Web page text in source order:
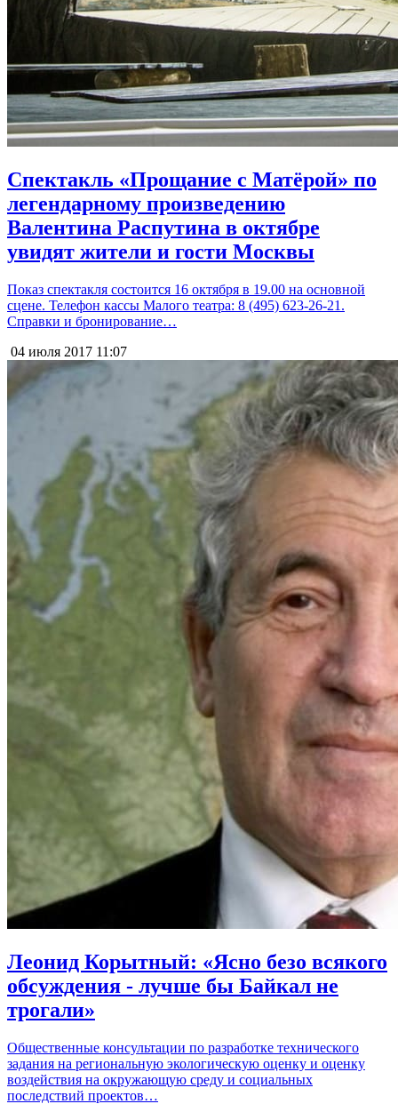
Спектакль «Прощание с Матёрой» по
легендарному произведению
Валентина Распутина в октябре
увидят жители и гости Москвы
Показ спектакля состоится 16 октября в 19.00 на основной
сцене. Телефон кассы Малого театра: 8 (495) 623-26-21.
Справки и бронирование…
04 июля 2017 11:07
Леонид Корытный: «Ясно безо всякого
обсуждения - лучше бы Байкал не
трогали»
Общественные консультации по разработке технического
задания на региональную экологическую оценку и оценку
воздействия на окружающую среду и социальных
последствий проектов…